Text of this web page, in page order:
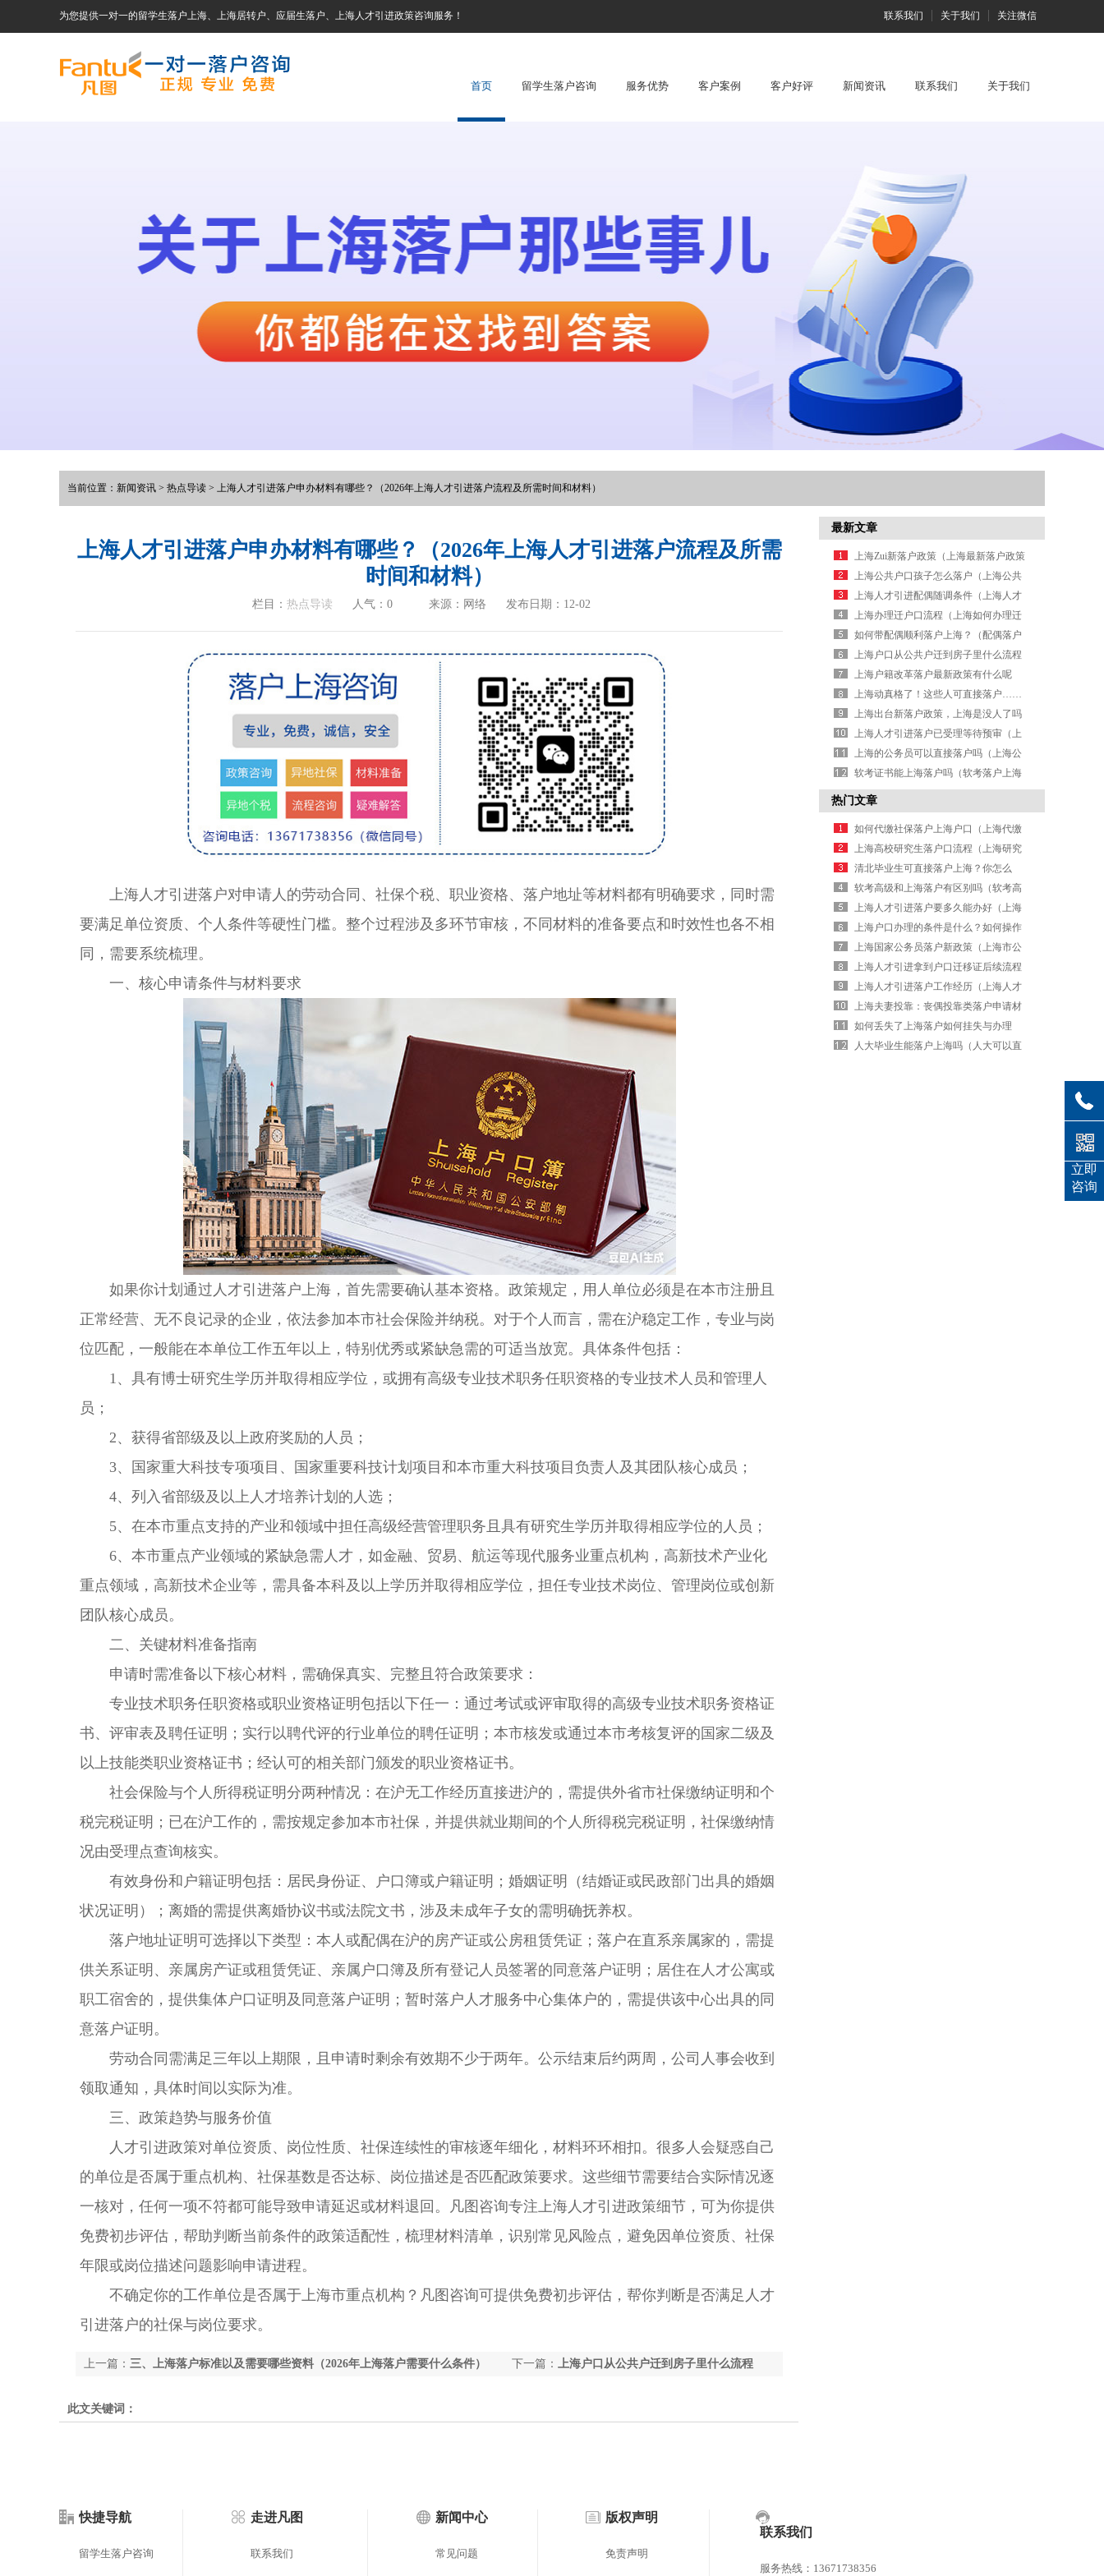
为您提供一对一的留学生落户上海、上海居转户、应届生落户、上海人才引进政策咨询服务！ 联系我们 关于我们 关注微信
首页 留学生落户咨询 服务优势 客户案例 客户好评 新闻资讯 联系我们 关于我们
当前位置： 新闻资讯 > 热点导读 > 上海人才引进落户申办材料有哪些？（2026年上海人才引进落户流程及所需时间和材料）
上海人才引进落户申办材料有哪些？（2026年上海人才引进落户流程及所需
时间和材料）
栏目： 热点导读 人气： 0 来源：网络 发布日期：12-02
上海人才引进落户对申请人的劳动合同、社保个税、职业资格、落户地址等材料都有明确要求，同时需
要满足单位资质、个人条件等硬性门槛。整个过程涉及多环节审核，不同材料的准备要点和时效性也各不相
同，需要系统梳理。
一、核心申请条件与材料要求
如果你计划通过人才引进落户上海，首先需要确认基本资格。政策规定，用人单位必须是在本市注册且
正常经营、无不良记录的企业，依法参加本市社会保险并纳税。对于个人而言，需在沪稳定工作，专业与岗
位匹配，一般能在本单位工作五年以上，特别优秀或紧缺急需的可适当放宽。具体条件包括：
1、具有博士研究生学历并取得相应学位，或拥有高级专业技术职务任职资格的专业技术人员和管理人
员；
2、获得省部级及以上政府奖励的人员；
3、国家重大科技专项项目、国家重要科技计划项目和本市重大科技项目负责人及其团队核心成员；
4、列入省部级及以上人才培养计划的人选；
5、在本市重点支持的产业和领域中担任高级经营管理职务且具有研究生学历并取得相应学位的人员；
6、本市重点产业领域的紧缺急需人才，如金融、贸易、航运等现代服务业重点机构，高新技术产业化
重点领域，高新技术企业等，需具备本科及以上学历并取得相应学位，担任专业技术岗位、管理岗位或创新
团队核心成员。
二、关键材料准备指南
申请时需准备以下核心材料，需确保真实、完整且符合政策要求：
专业技术职务任职资格或职业资格证明包括以下任一：通过考试或评审取得的高级专业技术职务资格证
书、评审表及聘任证明；实行以聘代评的行业单位的聘任证明；本市核发或通过本市考核复评的国家二级及
以上技能类职业资格证书；经认可的相关部门颁发的职业资格证书。
社会保险与个人所得税证明分两种情况：在沪无工作经历直接进沪的，需提供外省市社保缴纳证明和个
税完税证明；已在沪工作的，需按规定参加本市社保，并提供就业期间的个人所得税完税证明，社保缴纳情
况由受理点查询核实。
有效身份和户籍证明包括：居民身份证、户口簿或户籍证明；婚姻证明（结婚证或民政部门出具的婚姻
状况证明）；离婚的需提供离婚协议书或法院文书，涉及未成年子女的需明确抚养权。
落户地址证明可选择以下类型：本人或配偶在沪的房产证或公房租赁凭证；落户在直系亲属家的，需提
供关系证明、亲属房产证或租赁凭证、亲属户口簿及所有登记人员签署的同意落户证明；居住在人才公寓或
职工宿舍的，提供集体户口证明及同意落户证明；暂时落户人才服务中心集体户的，需提供该中心出具的同
意落户证明。
劳动合同需满足三年以上期限，且申请时剩余有效期不少于两年。公示结束后约两周，公司人事会收到
领取通知，具体时间以实际为准。
三、政策趋势与服务价值
人才引进政策对单位资质、岗位性质、社保连续性的审核逐年细化，材料环环相扣。很多人会疑惑自己
的单位是否属于重点机构、社保基数是否达标、岗位描述是否匹配政策要求。这些细节需要结合实际情况逐
一核对，任何一项不符都可能导致申请延迟或材料退回。凡图咨询专注上海人才引进政策细节，可为你提供
免费初步评估，帮助判断当前条件的政策适配性，梳理材料清单，识别常见风险点，避免因单位资质、社保
年限或岗位描述问题影响申请进程。
不确定你的工作单位是否属于上海市重点机构？凡图咨询可提供免费初步评估，帮你判断是否满足人才
引进落户的社保与岗位要求。
下一篇： 上海户口从公共户迁到房子里什么流程
上一篇： 三、上海落户标准以及需要哪些资料（2026年上海落户需要什么条件）
此文关键词：
最新文章
上海Zui新落户政策（上海最新落户政策
2026年规定）
上海公共户口孩子怎么落户（上海公共
户小孩）
上海人才引进配偶随调条件（上海人才
引进配偶随迁政策）
上海办理迁户口流程（上海如何办理迁
户口）
如何带配偶顺利落户上海？（配偶落户
上海需要什么条件）
上海户口从公共户迁到房子里什么流程
（上海户口转到公共户口）
上海户籍改革落户最新政策有什么呢
（2026年上海落户新改）
上海动真格了！这些人可直接落户……
（2026年上海直接落户）
上海出台新落户政策，上海是没人了吗
（上海落户政策会收紧吗）
上海人才引进落户已受理等待预审（上
海人才引进落户已受理等待预审要多
久）
上海的公务员可以直接落户吗（上海公
务员是不是可以直接落户）
软考证书能上海落户吗（软考落户上海
要和职业一致）
热门文章
如何代缴社保落户上海户口（上海代缴
纳社保）
上海高校研究生落户口流程（上海研究
生落户口需要什么条件）
清北毕业生可直接落户上海？你怎么
看！（清北应届毕业生上海落户）
软考高级和上海落户有区别吗（软考高
级和上海落户有区别吗知乎）
上海人才引进落户要多久能办好（上海
引进人才落户需要多久）
上海户口办理的条件是什么？如何操作
申请？（上海户口办理条件2026年）
上海国家公务员落户新政策（上海市公
务员落户政策）
上海人才引进拿到户口迁移证后续流程
（上海人才引进户口办理流程）
上海人才引进落户工作经历（上海人才
引进落户申报材料）
上海夫妻投靠：丧偶投靠类落户申请材
料（上海夫妻投靠落户办理材料有哪
些）
如何丢失了上海落户如何挂失与办理
呢？（上海如何办理落户手续）
人大毕业生能落户上海吗（人大可以直
快捷导航
留学生落户咨询
走进凡图
联系我们
新闻中心
常见问题
版权声明
免责声明
联系我们
服务热线：13671738356
立即
咨询